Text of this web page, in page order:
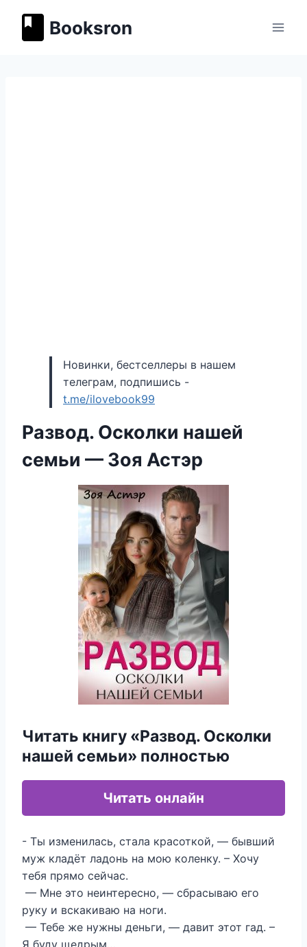
содержимому
Booksron
Новинки, бестселлеры в нашем
телеграм, подпишись -
t.me/ilovebook99
Развод. Осколки нашей
семьи — Зоя Астэр
Читать книгу «Развод. Осколки
нашей семьи» полностью
Читать онлайн
‍- Ты изменилась, стала красоткой, — бывший
муж кладёт ладонь на мою коленку. – Хочу
тебя прямо сейчас.
— Мне это неинтересно, — сбрасываю его
руку и вскакиваю на ноги.
— Тебе же нужны деньги, — давит этот гад. –
Я буду щедрым…